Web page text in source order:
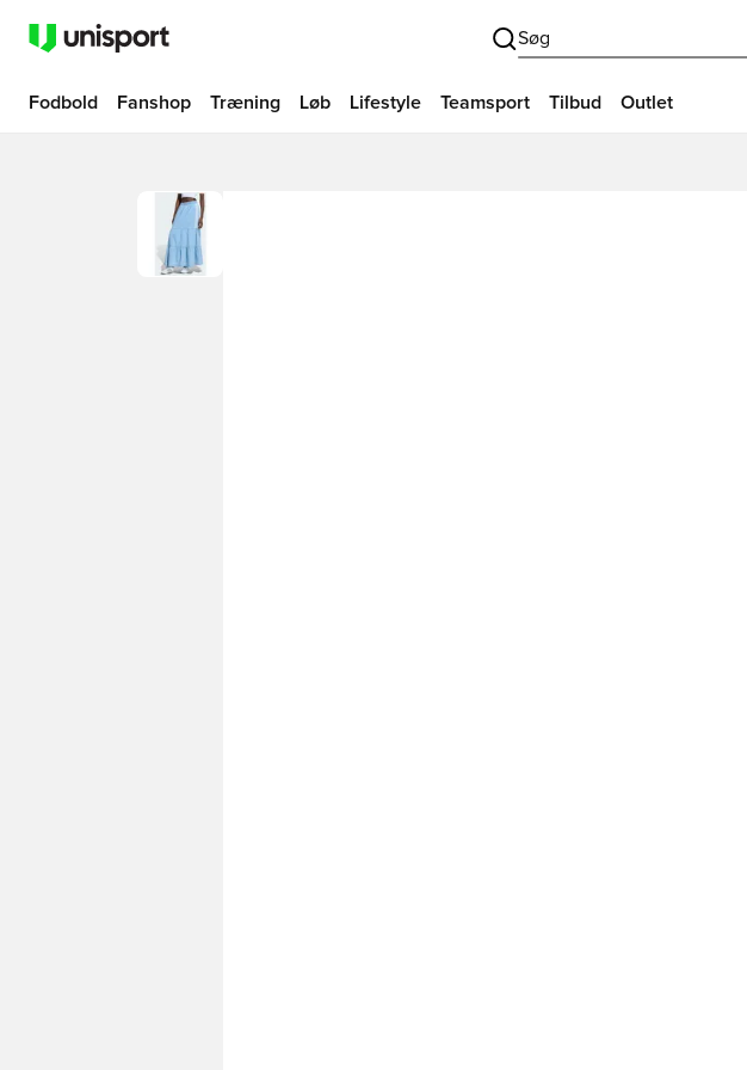
Søg
Fodbold Fanshop Træning Løb Lifestyle Teamsport Tilbud Outlet